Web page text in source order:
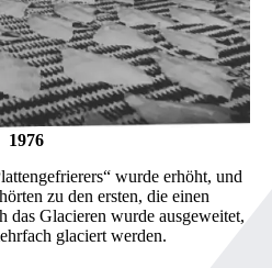
1976
wurde erhöht, und
zu den ersten, die einen
das Glacieren wurde ausgeweitet,
glaciert werden.